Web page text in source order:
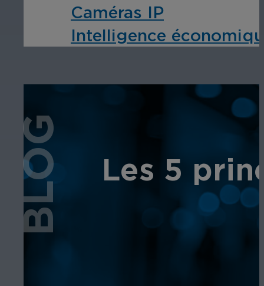
Caméras IP
Intelligence
BLOG Les 5